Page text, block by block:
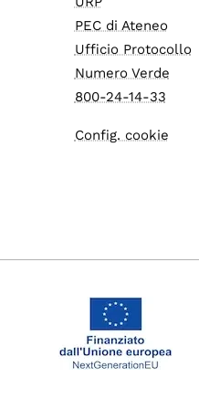
PEC di Ateneo
Ufficio Protocollo
Numero Verde
800-24-14-33
Config. cookie